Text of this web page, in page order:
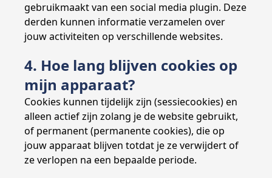
gebruikmaakt van een social media plugin. Deze
derden kunnen informatie verzamelen over
jouw activiteiten op verschillende websites.
4. Hoe lang blijven cookies op
mijn apparaat?
Cookies kunnen tijdelijk zijn (sessiecookies) en
alleen actief zijn zolang je de website gebruikt,
of permanent (permanente cookies), die op
jouw apparaat blijven totdat je ze verwijdert of
ze verlopen na een bepaalde periode.